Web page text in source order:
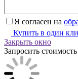
Я согласен на
Купить в один
Закрыть окно
Запросить стоимость